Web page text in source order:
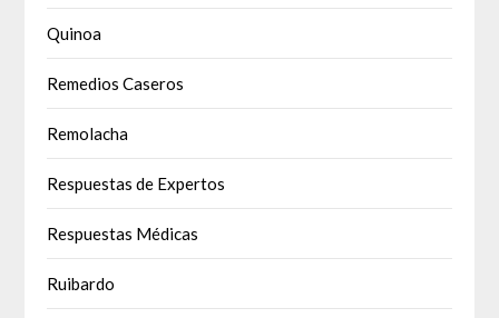
Quinoa
Remedios Caseros
Remolacha
Respuestas de Expertos
Respuestas Médicas
Ruibardo